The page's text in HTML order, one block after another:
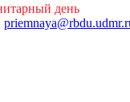
день